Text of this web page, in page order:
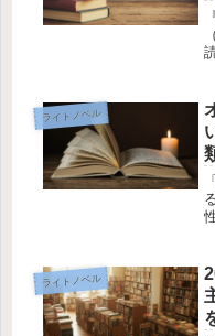
ライトノベル
ライトノベル